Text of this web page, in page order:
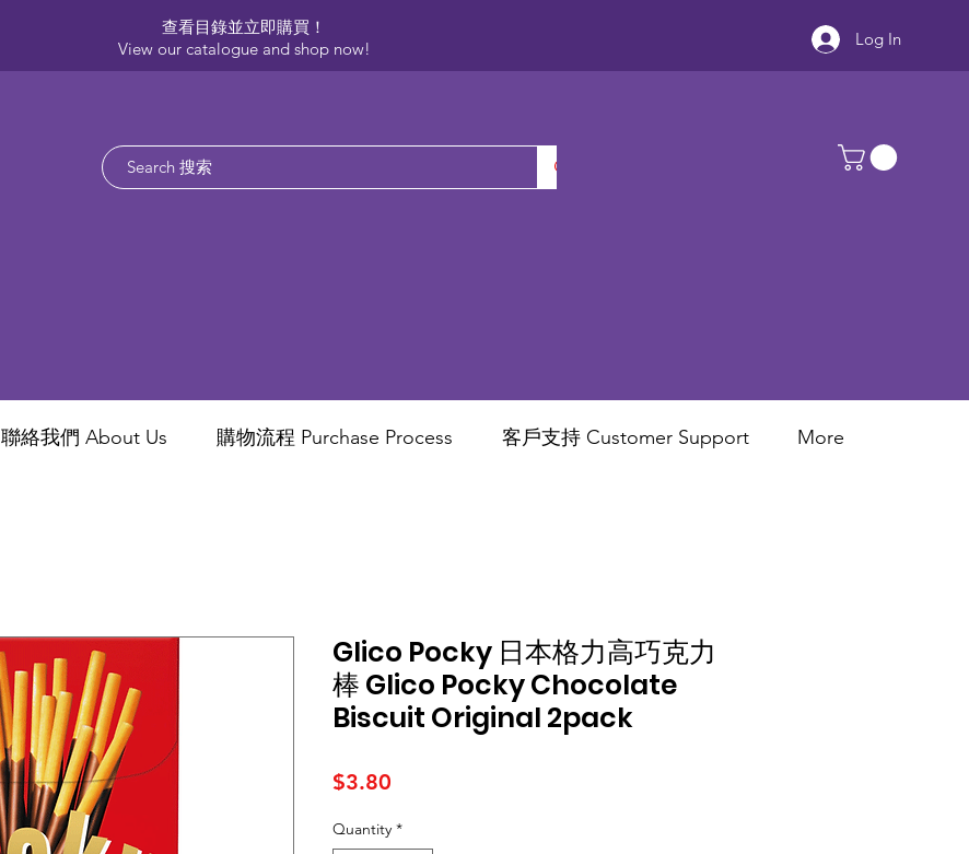
查看目錄並立即購買！​
View our catalogue and shop now!
Log In
聯絡我們 About Us ​購物流程 Purchase Process 客戶支持 Customer Support More
Glico Pocky 日本格力高巧克力
棒 Glico Pocky Chocolate
Biscuit Original 2pack
$3.80
Quantity *